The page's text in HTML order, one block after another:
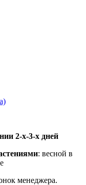
2-х-3-х дней
: весной в
менеджера.